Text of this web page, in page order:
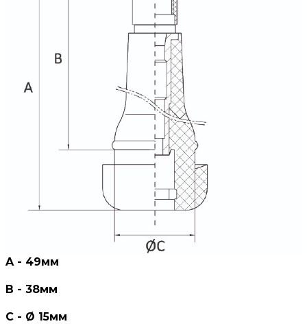
A - 49мм
В - 38мм
С - Ø 15мм